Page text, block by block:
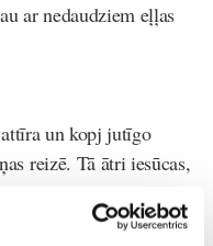
ar nedaudziem eļļas
un kopj jutīgo
reizē. Tā ātri iesūcas,
iekaisumus,